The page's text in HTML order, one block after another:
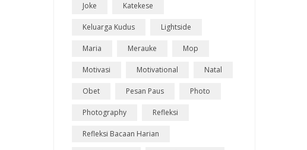
Joke Katekese
Keluarga Kudus Lightside
Maria Merauke Mop
Motivasi Motivational Natal
Obet Pesan Paus Photo
Photography Refleksi
Refleksi Bacaan Harian